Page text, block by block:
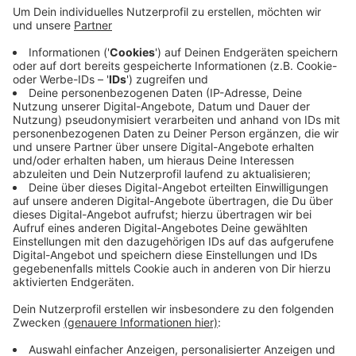
Dabei ist ein 19-Jähriger von der Straße abgekommen
und über den Bordstein in ein Gebüsch im
angrenzenden Park gefahren. Er und sein Beifahrer
wurden leicht verletzt. Die Polizei konnte vor Ort zwei
Autos identifizieren. Vom möglicherweise dritten
beteiligten Wagen fehlt jede Spur.
Anzeige
Anzeige